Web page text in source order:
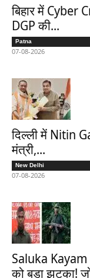
बिहार में Cyber
DGP की...
Patna
07-08-2026
दिल्ली में Nitin
मंत्री,...
New Delhi
07-08-2026
Saluka Kayam
को बड़ा झटका!